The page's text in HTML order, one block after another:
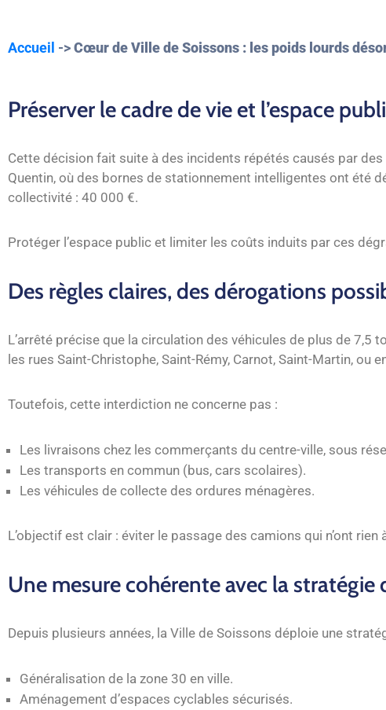
Accueil ->Cœur de Ville de Soissons : les poids lourds
Préserver le cadre de vie et l’espace
Cette décision fait suite à des incidents répétés causés par
Quentin, où des bornes de stationnement intelligentes ont été
collectivité : 40 000 €.
Protéger l’espace public et limiter les coûts induits par ces
Des règles claires, des dérogations
L’arrêté précise que la circulation des véhicules de plus de
les rues Saint-Christophe, Saint-Rémy, Carnot, Saint-Martin, ou
Toutefois, cette interdiction ne concerne pas :
Les livraisons chez les commerçants du centre-ville, sous
Les transports en commun (bus, cars scolaires).
Les véhicules de collecte des ordures ménagères.
L’objectif est clair : éviter le passage des camions qui n’ont
Une mesure cohérente avec la stratégie
Depuis plusieurs années, la Ville de Soissons déploie une
Généralisation de la zone 30 en ville.
Aménagement d’espaces cyclables sécurisés.